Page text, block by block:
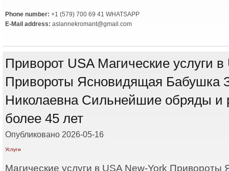
Phone number: +1 (579) 700 69 41 WHATSAPP
E-Mail address: aslannekromant@gmail.com
Приворот USA Магические услуги
Привороты Ясновидящая Бабушка
Николаевна Сильнейшие обряды и
более 45 лет
Опубликовано 2026-05-16
Услуги
Магические услуги в USA New-York Привороты